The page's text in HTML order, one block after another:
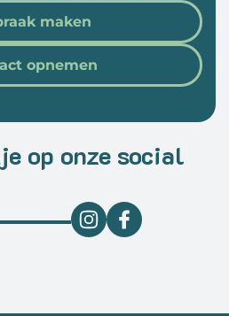
maken
opnemen
op onze social